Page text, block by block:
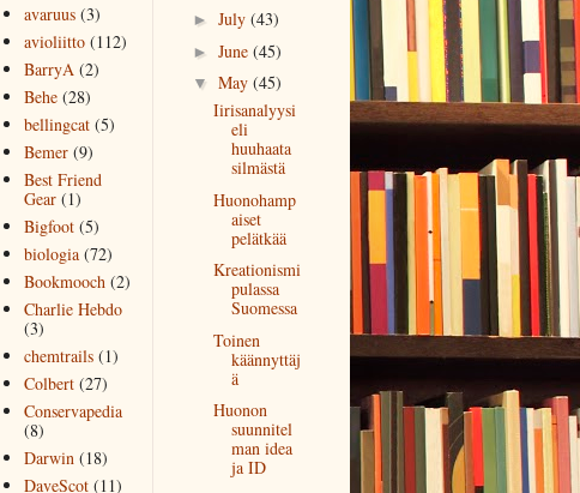
avaruus (3)
avioliitto (112)
BarryA (2)
Behe (28)
bellingcat (5)
Bemer (9)
Best Friend
Gear (1)
Bigfoot (5)
biologia (72)
Bookmooch (2)
Charlie Hebdo
(3)
chemtrails (1)
Colbert (27)
Conservapedia
(8)
Darwin (18)
DaveScot (11)
► July (43)
► June (45)
▼ May (45)
Iirisanalyysi
eli
huuhaata
silmästä
Huonohamp
aiset
pelätkää
Kreationismi
pulassa
Suomessa
Toinen
käännyttäj
ä
Huonon
suunnitel
man idea
ja ID